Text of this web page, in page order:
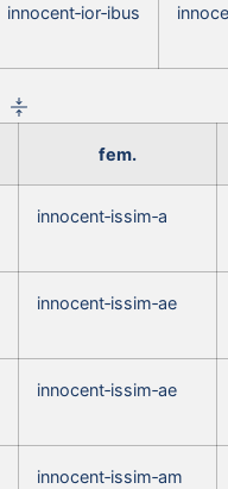
innocent‑ior‑ibus
fem.
innocent‑issim‑a
innocent‑issim‑ae
innocent‑issim‑ae
innocent‑issim‑am